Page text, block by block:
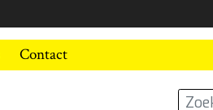
Contact